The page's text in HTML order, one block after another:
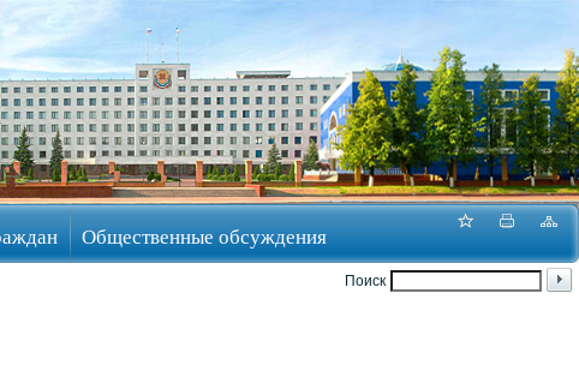
Общественные обсуждения
Поиск